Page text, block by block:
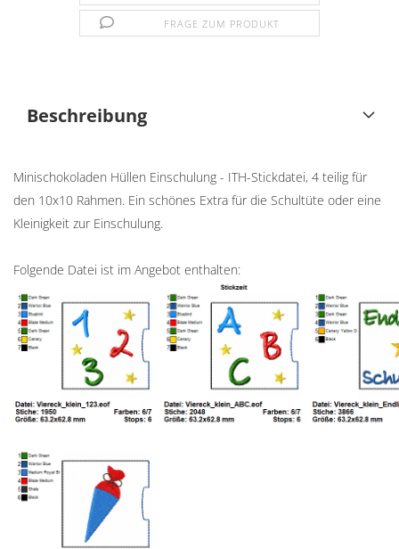
FRAGE ZUM PRODUKT
Beschreibung
Minischokoladen Hüllen Einschulung - ITH-Stickdatei, 4 teilig für
den 10x10 Rahmen. Ein schönes Extra für die Schultüte oder eine
Kleinigkeit zur Einschulung.
Folgende Datei ist im Angebot enthalten: